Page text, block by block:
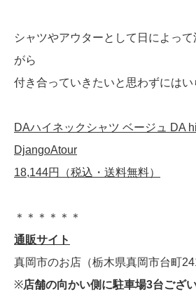
シャツやアウターとして日によっ
がら
付き合っていきたいと思わずにはい
DAハイネックシャツ ベージュ DA
DjangoAtour
18,144円（税込・送料無料）
＊＊＊＊＊＊
通販サイト
真岡市のお店（栃木県真岡市台町
※店舗の向かい側に駐車場3台ござ